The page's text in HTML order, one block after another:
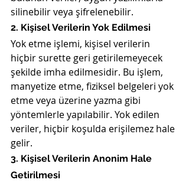
silinebilir veya şifrelenebilir.
2. Kişisel Verilerin Yok Edilmesi
Yok etme işlemi, kişisel verilerin
hiçbir surette geri getirilemeyecek
şekilde imha edilmesidir. Bu işlem,
manyetize etme, fiziksel belgeleri yok
etme veya üzerine yazma gibi
yöntemlerle yapılabilir. Yok edilen
veriler, hiçbir koşulda erişilemez hale
gelir.
3. Kişisel Verilerin Anonim Hale
Getirilmesi